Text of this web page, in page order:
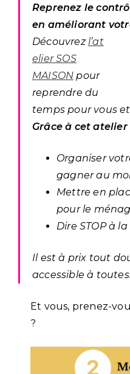
Reprenez le
en améliorant
Découvrez l’at
elier SOS
MAISON pour
reprendre du
temps pour vous
Grâce à cet
Organiser
gagner au
Mettre en
pour le
Dire STOP à
Il est à prix tout
accessible à toutes.
Et vous, prenez-
?